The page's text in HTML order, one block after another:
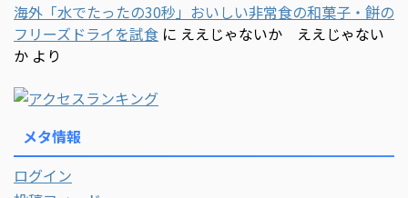
海外「水でたったの30秒」おいしい非常食の和菓子・餅の
フリーズドライを試食 に ええじゃないか ええじゃない
か より
メタ情報
ログイン